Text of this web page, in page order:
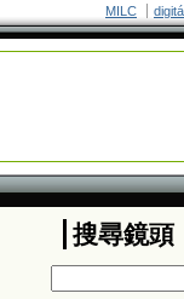
MILC
搜尋鏡頭